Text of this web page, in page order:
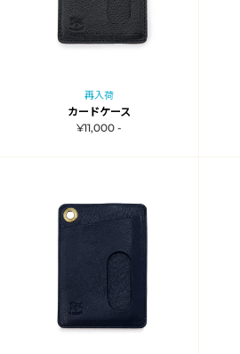
再入荷
カードケース
¥11,000 -